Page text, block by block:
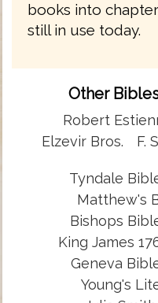
books into
still in use today.
Other
Robert
Elzevir Bros.
F.
Tyndale
Matthew's
Bishops
King James
Geneva
Young's